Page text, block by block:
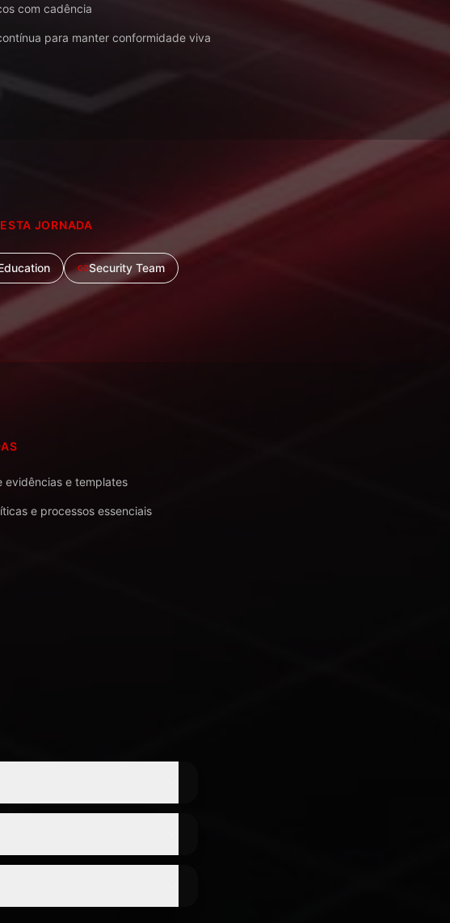
com cadência
para manter conformidade viva
JORNADA
Security Team
evidências e templates
e processos essenciais